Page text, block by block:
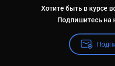
Хотите быть в курсе
Подпишитесь на